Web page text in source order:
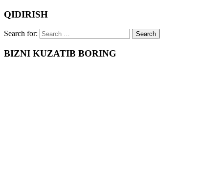
QIDIRISH
Search for:
BIZNI KUZATIB BORING